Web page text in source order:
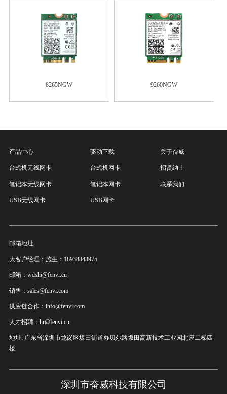
8265NGW 9260NGW
产品中心
台式机无线网卡
笔记本无线网卡
USB无线网卡
驱动下载
台式机网卡
笔记本网卡
USB网卡
关于奋威
招贤纳士
联系我们
邮箱地址
大客户经理：施生：18938843975
邮箱：wdshi@fenvi.cn
销售：sales@fenvi.com
供应链合作：info@fenvi.com
人才招聘：hr@fenvi.cn
地址: 广东省深圳市龙岗区坂田街道办贝尔路坂田高新技术工业园北座二梯四
楼
深圳市奋威科技有限公司